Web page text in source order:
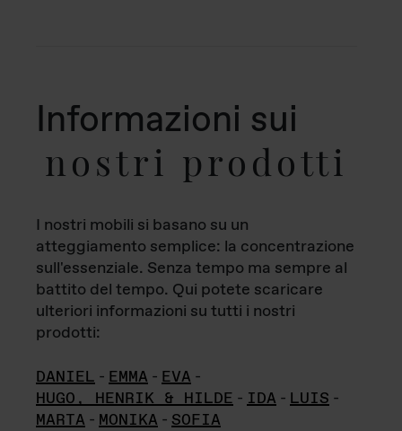
Informazioni sui
nostri prodotti
I nostri mobili si basano su un
atteggiamento semplice: la concentrazione
sull'essenziale. Senza tempo ma sempre al
battito del tempo. Qui potete scaricare
ulteriori informazioni su tutti i nostri
prodotti:
DANIEL - EMMA - EVA -
HUGO, HENRIK & HILDE - IDA - LUIS -
MARTA - MONIKA - SOFIA